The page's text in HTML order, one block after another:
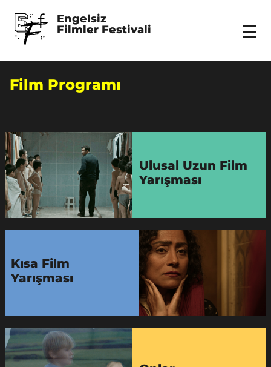
Engelsiz
Filmler Festivali
Menu
Film Programı
Ulusal Uzun Film
Yarışması
Kısa Film
Yarışması